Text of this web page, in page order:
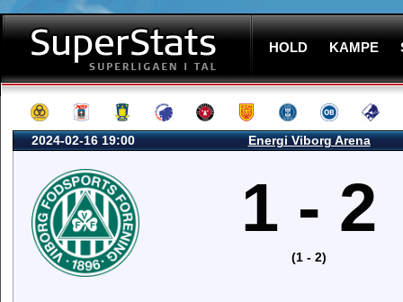
HOLD KAMPE
2024-02-16 19:00 Energi Viborg Arena
1 - 2
(1 - 2)